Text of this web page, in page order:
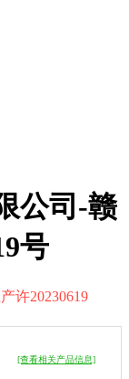
公司-赣
号
许20230619
[查看相关产品信息]